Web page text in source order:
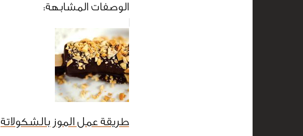
الوصفات المشابهة:
طريقة عمل الموز بالشكولاتة